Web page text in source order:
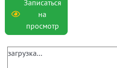
Записаться
на
просмотр
загрузка...